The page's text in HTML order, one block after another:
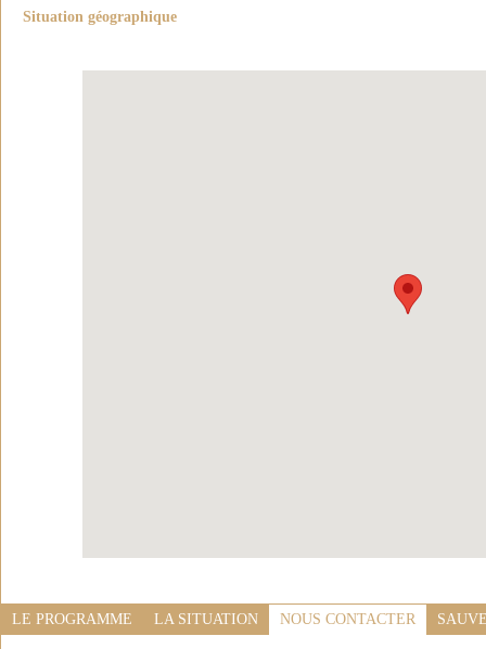
Situation géographique
LE PROGRAMME LA SITUATION NOUS CONTACTER